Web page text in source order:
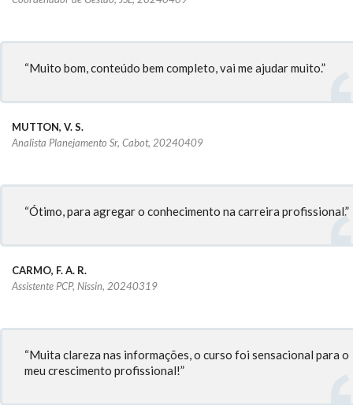
“Muito bom, conteúdo bem completo, vai me ajudar muito.”
MUTTON, V. S.
Analista Planejamento Sr, Cabot, 20240409
“Ótimo, para agregar o conhecimento na carreira profissional.”
CARMO, F. A. R.
Assistente PCP, Nissin, 20240319
“Muita clareza nas informações, o curso foi sensacional para o
meu crescimento profissional!”